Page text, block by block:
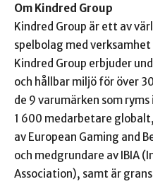
Om Kindred Group
Kindred Group är ett av
spelbolag med verksamhet
Kindred Group erbjuder
och hållbar miljö för över
de 9 varumärken som
1 600 medarbetare
av European Gaming and
och medgrundare av IBIA
Association), samt är